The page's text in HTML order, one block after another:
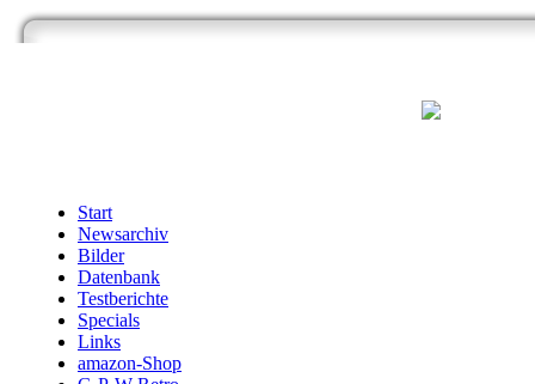
Start
Newsarchiv
Bilder
Datenbank
Testberichte
Specials
Links
amazon-Shop